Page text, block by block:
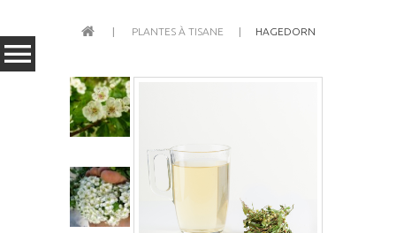
PLANTES À TISANE HAGEDORN